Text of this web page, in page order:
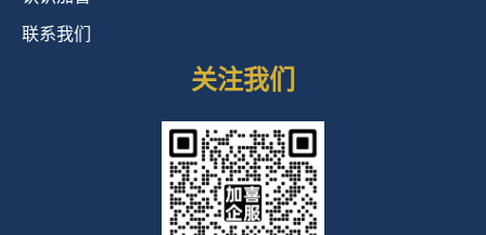
联系我们
关注我们